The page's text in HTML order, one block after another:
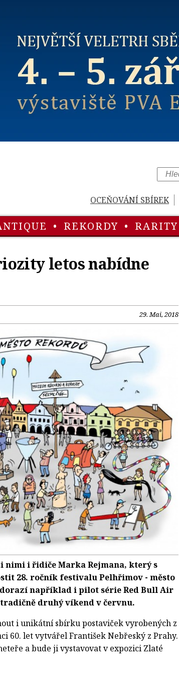
OCEŇOVÁNÍ SBÍREK
• REKORDY • RARITY
letos nabídne
29. Mai, 2018
nimi i řidiče Marka Rejmana, který s
28. ročník festivalu Pelhřimov - město
například i pilot série Red Bull Air
druhý víkend v červnu.
i unikátní sbírku postaviček vyrobených z
60. let vytvářel František Nebřeský z Prahy.
a bude ji vystavovat v expozici Zlaté